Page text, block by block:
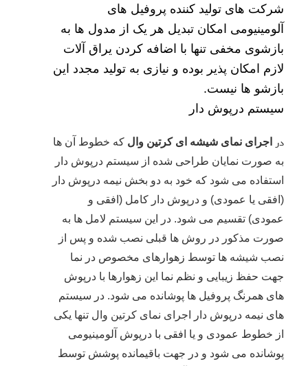
شرکت های تولید کننده پروفیل های
آلومینیومی امکان تبدیل هر یک از مدول ها به
بازشوی مخفی تنها با اضافه کردن یراق آلات
لازم امکان پذیر بوده و نیازی به تولید مجدد این
بازشو ها نیست.
سیستم درپوش دار
در اجرای نمای شیشه ای کرتین وال که خطوط آن ها
به صورت نمایان طراحی شده از سیستم درپوش دار
استفاده می شود که خود به دو بخش نیمه درپوش دار
(افقی یا عمودی) و درپوش دار کامل (افقی و
عمودی) تقسیم می شود. در این سیستم لامل ها به
صورت مذکور در روش ها قبلی نصب شده و پس از
نصب شیشه ها توسط زهوارهای مخصوص در نما
جهت حفظ زیبایی و نظم نما این زهوارها با درپوش
های همرنگ پروفیل ها پوشانده می شود. در سیستم
های نیمه درپوش دار اجرای نمای کرتین وال تنها یکی
از خطوط عمودی و یا افقی با درپوش آلومینیومی
پوشانده می شود و در جهت باقیمانده پوشش توسط